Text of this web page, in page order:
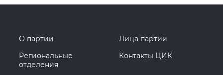
О партии
Лица партии
Региональные
отделения
Контакты ЦИК